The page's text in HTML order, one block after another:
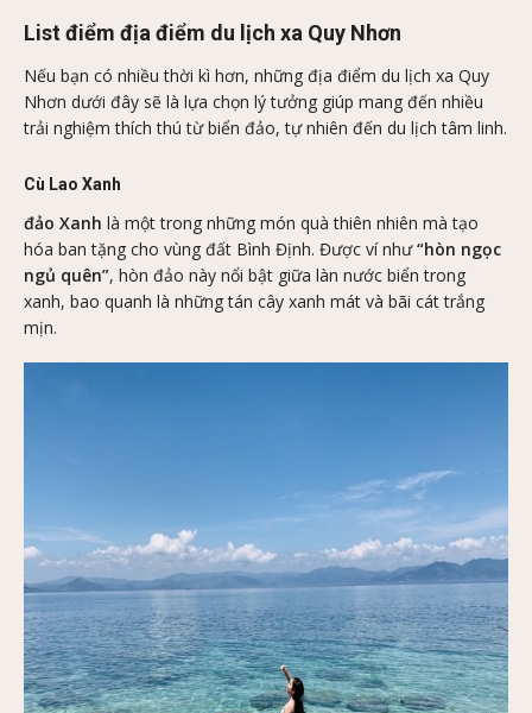
List điểm địa điểm du lịch xa Quy Nhơn
Nếu bạn có nhiều thời kì hơn, những địa điểm du lịch xa Quy
Nhơn dưới đây sẽ là lựa chọn lý tưởng giúp mang đến nhiều
trải nghiệm thích thú từ biển đảo, tự nhiên đến du lịch tâm linh.
Cù Lao Xanh
đảo Xanh là một trong những món quà thiên nhiên mà tạo
hóa ban tặng cho vùng đất Bình Định. Được ví như “hòn ngọc
ngủ quên”, hòn đảo này nổi bật giữa làn nước biển trong
xanh, bao quanh là những tán cây xanh mát và bãi cát trắng
mịn.